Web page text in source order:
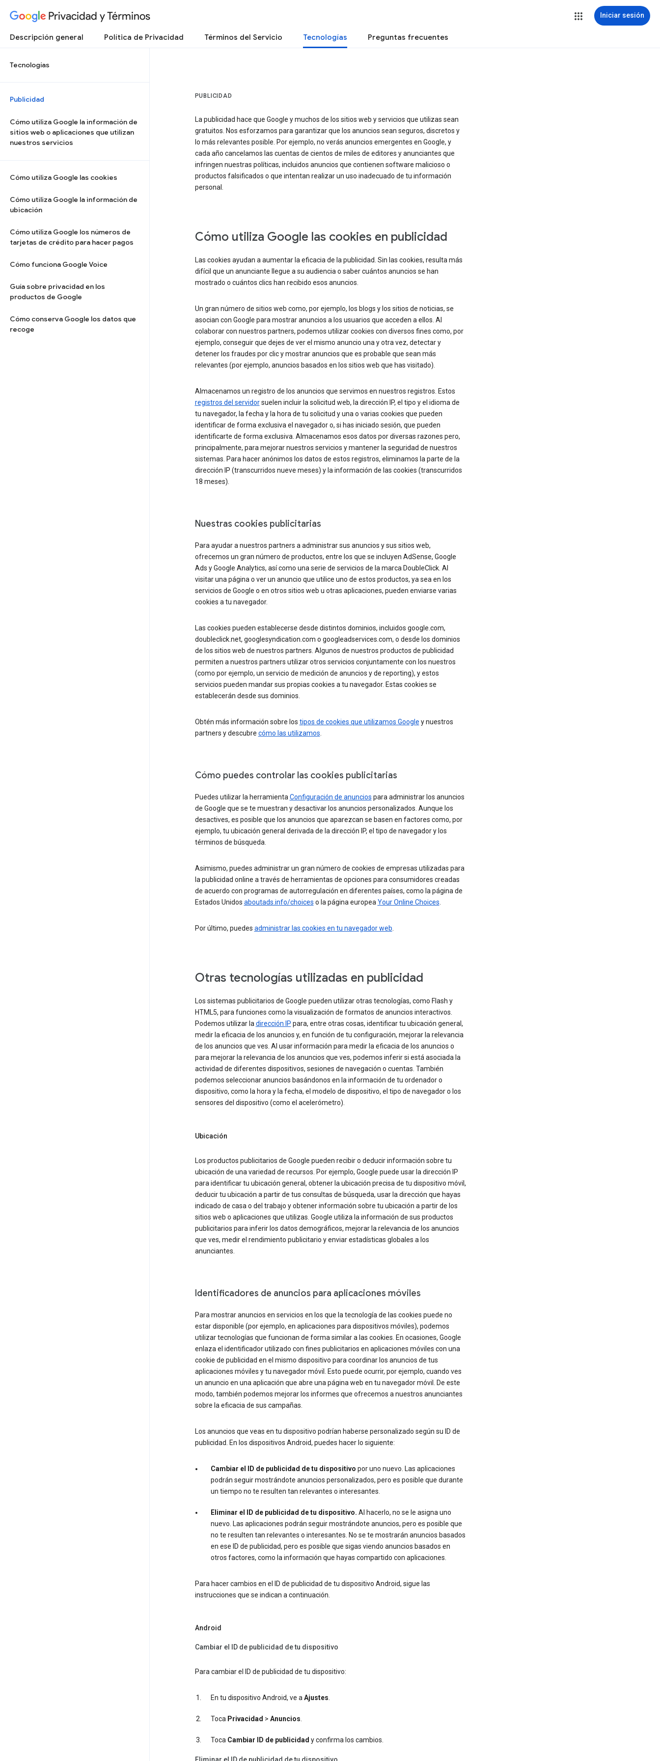
Privacidad y Términos Iniciar sesión
Descripción general Política de Privacidad Términos del Servicio Tecnologías Preguntas frecuentes
Tecnologías
Publicidad
Cómo utiliza Google la información de
sitios web o aplicaciones que utilizan
nuestros servicios
Cómo utiliza Google las cookies
Cómo utiliza Google la información de
ubicación
Cómo utiliza Google los números de
tarjetas de crédito para hacer pagos
Cómo funciona Google Voice
Guía sobre privacidad en los
productos de Google
Cómo conserva Google los datos que
recoge
PUBLICIDAD
La publicidad hace que Google y muchos de los sitios web y servicios que utilizas sean
gratuitos. Nos esforzamos para garantizar que los anuncios sean seguros, discretos y
lo más relevantes posible. Por ejemplo, no verás anuncios emergentes en Google, y
cada año cancelamos las cuentas de cientos de miles de editores y anunciantes que
infringen nuestras políticas, incluidos anuncios que contienen software malicioso o
productos falsificados o que intentan realizar un uso inadecuado de tu información
personal.
Cómo utiliza Google las cookies en publicidad
Las cookies ayudan a aumentar la eficacia de la publicidad. Sin las cookies, resulta más
difícil que un anunciante llegue a su audiencia o saber cuántos anuncios se han
mostrado o cuántos clics han recibido esos anuncios.
Un gran número de sitios web como, por ejemplo, los blogs y los sitios de noticias, se
asocian con Google para mostrar anuncios a los usuarios que acceden a ellos. Al
colaborar con nuestros partners, podemos utilizar cookies con diversos fines como, por
ejemplo, conseguir que dejes de ver el mismo anuncio una y otra vez, detectar y
detener los fraudes por clic y mostrar anuncios que es probable que sean más
relevantes (por ejemplo, anuncios basados en los sitios web que has visitado).
Almacenamos un registro de los anuncios que servimos en nuestros registros. Estos
registros del servidorsuelen incluir la solicitud web, la dirección IP, el tipo y el idioma de
tu navegador, la fecha y la hora de tu solicitud y una o varias cookies que pueden
identificar de forma exclusiva el navegador o, si has iniciado sesión, que pueden
identificarte de forma exclusiva. Almacenamos esos datos por diversas razones pero,
principalmente, para mejorar nuestros servicios y mantener la seguridad de nuestros
sistemas. Para hacer anónimos los datos de estos registros, eliminamos la parte de la
dirección IP (transcurridos nueve meses) y la información de las cookies (transcurridos
18 meses).
Nuestras cookies publicitarias
Para ayudar a nuestros partners a administrar sus anuncios y sus sitios web,
ofrecemos un gran número de productos, entre los que se incluyen AdSense, Google
Ads y Google Analytics, así como una serie de servicios de la marca DoubleClick. Al
visitar una página o ver un anuncio que utilice uno de estos productos, ya sea en los
servicios de Google o en otros sitios web u otras aplicaciones, pueden enviarse varias
cookies a tu navegador.
Las cookies pueden establecerse desde distintos dominios, incluidos google.com,
doubleclick.net, googlesyndication.com o googleadservices.com, o desde los dominios
de los sitios web de nuestros partners. Algunos de nuestros productos de publicidad
permiten a nuestros partners utilizar otros servicios conjuntamente con los nuestros
(como por ejemplo, un servicio de medición de anuncios y de reporting), y estos
servicios pueden mandar sus propias cookies a tu navegador. Estas cookies se
establecerán desde sus dominios.
Obtén más información sobre los tipos de cookies que utilizamos Google y nuestros
partners y descubre cómo las utilizamos.
Cómo puedes controlar las cookies publicitarias
Puedes utilizar la herramientaConfiguración de anuncios para administrar los anuncios
de Google que se te muestran y desactivar los anuncios personalizados. Aunque los
desactives, es posible que los anuncios que aparezcan se basen en factores como, por
ejemplo, tu ubicación general derivada de la dirección IP, el tipo de navegador y los
términos de búsqueda.
Asimismo, puedes administrar un gran número de cookies de empresas utilizadas para
la publicidad online a través de herramientas de opciones para consumidores creadas
de acuerdo con programas de autorregulación en diferentes países, como la página de
Estados Unidos aboutads.info/choices o la página europeaYour Online Choices.
Por último, puedes administrar las cookies en tu navegador web.
Otras tecnologías utilizadas en publicidad
Los sistemas publicitarios de Google pueden utilizar otras tecnologías, como Flash y
HTML5, para funciones como la visualización de formatos de anuncios interactivos.
Podemos utilizar ladirección IP para, entre otras cosas, identificar tu ubicación general,
medir la eficacia de los anuncios y, en función de tu configuración, mejorar la relevancia
de los anuncios que ves. Al usar información para medir la eficacia de los anuncios o
para mejorar la relevancia de los anuncios que ves, podemos inferir si está asociada la
actividad de diferentes dispositivos, sesiones de navegación o cuentas. También
podemos seleccionar anuncios basándonos en la información de tu ordenador o
dispositivo, como la hora y la fecha, el modelo de dispositivo, el tipo de navegador o los
sensores del dispositivo (como el acelerómetro).
Ubicación
Los productos publicitarios de Google pueden recibir o deducir información sobre tu
ubicación de una variedad de recursos. Por ejemplo, Google puede usar la dirección IP
para identificar tu ubicación general, obtener la ubicación precisa de tu dispositivo móvil,
deducir tu ubicación a partir de tus consultas de búsqueda, usar la dirección que hayas
indicado de casa o del trabajo y obtener información sobre tu ubicación a partir de los
sitios web o aplicaciones que utilizas. Google utiliza la información de sus productos
publicitarios para inferir los datos demográficos, mejorar la relevancia de los anuncios
que ves, medir el rendimiento publicitario y enviar estadísticas globales a los
anunciantes.
Identificadores de anuncios para aplicaciones móviles
Para mostrar anuncios en servicios en los que la tecnología de las cookies puede no
estar disponible (por ejemplo, en aplicaciones para dispositivos móviles), podemos
utilizar tecnologías que funcionan de forma similar a las cookies. En ocasiones, Google
enlaza el identificador utilizado con fines publicitarios en aplicaciones móviles con una
cookie de publicidad en el mismo dispositivo para coordinar los anuncios de tus
aplicaciones móviles y tu navegador móvil. Esto puede ocurrir, por ejemplo, cuando ves
un anuncio en una aplicación que abre una página web en tu navegador móvil. De este
modo, también podemos mejorar los informes que ofrecemos a nuestros anunciantes
sobre la eficacia de sus campañas.
Los anuncios que veas en tu dispositivo podrían haberse personalizado según su ID de
publicidad. En los dispositivos Android, puedes hacer lo siguiente:
Cambiar el ID de publicidad de tu dispositivo por uno nuevo. Las aplicaciones
podrán seguir mostrándote anuncios personalizados, pero es posible que durante
un tiempo no te resulten tan relevantes o interesantes.
Eliminar el ID de publicidad de tu dispositivo. Al hacerlo, no se le asigna uno
nuevo. Las aplicaciones podrán seguir mostrándote anuncios, pero es posible que
no te resulten tan relevantes o interesantes. No se te mostrarán anuncios basados
en ese ID de publicidad, pero es posible que sigas viendo anuncios basados en
otros factores, como la información que hayas compartido con aplicaciones.
Para hacer cambios en el ID de publicidad de tu dispositivo Android, sigue las
instrucciones que se indican a continuación.
Android
Cambiar el ID de publicidad de tu dispositivo
Para cambiar el ID de publicidad de tu dispositivo:
En tu dispositivo Android, ve aAjustes.
Toca Privacidad > Anuncios.
Toca Cambiar ID de publicidad y confirma los cambios.
Eliminar el ID de publicidad de tu dispositivo